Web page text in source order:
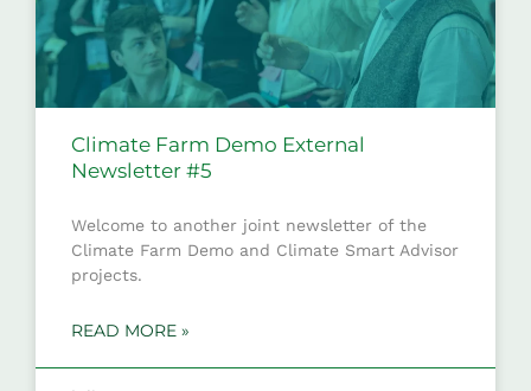
Climate Farm Demo External
Newsletter #5
Welcome to another joint newsletter of the
Climate Farm Demo and Climate Smart Advisor
projects.
READ MORE »